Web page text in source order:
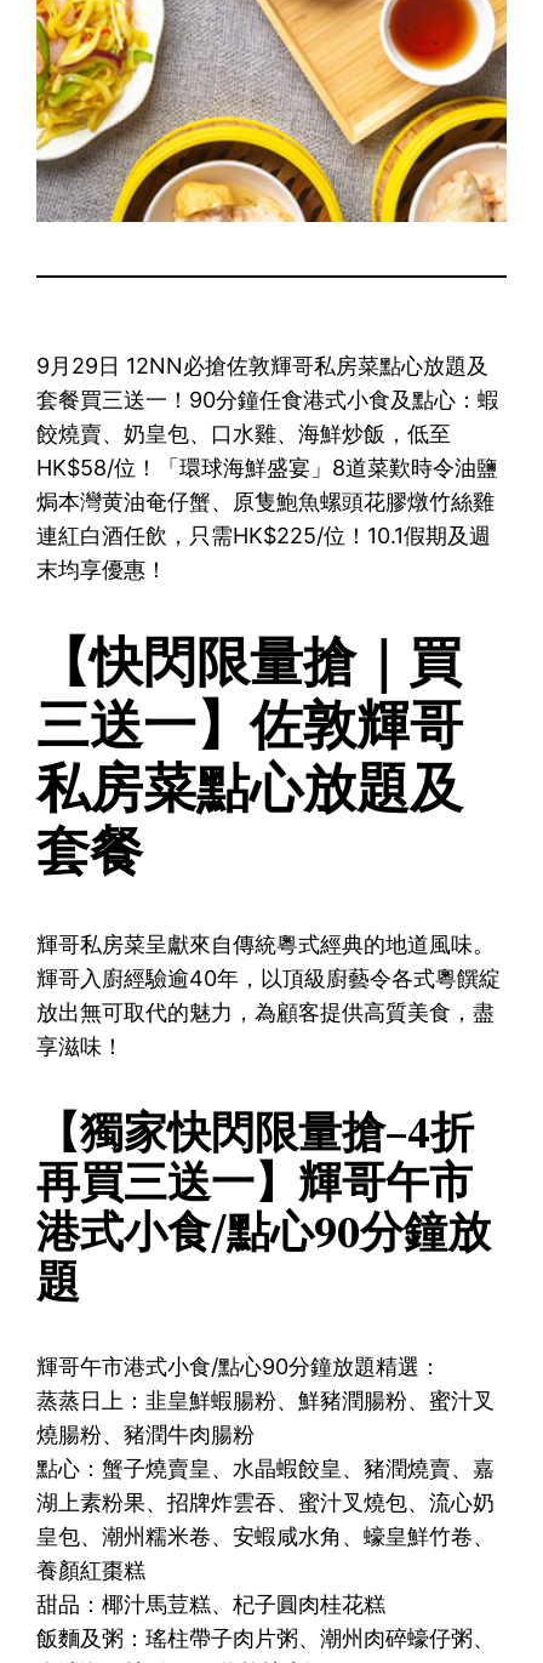
9月29日 12NN必搶佐敦輝哥私房菜點心放題及
套餐買三送一！90分鐘任食港式小食及點心：蝦
餃燒賣、奶皇包、口水雞、海鮮炒飯，低至
HK$58/位！「環球海鮮盛宴」8道菜歎時令油鹽
焗本灣黄油奄仔蟹、原隻鮑魚螺頭花膠燉竹絲雞
連紅白酒任飲，只需HK$225/位！10.1假期及週
末均享優惠！
【快閃限量搶｜買
三送一】佐敦輝哥
私房菜點心放題及
套餐
輝哥私房菜呈獻來自傳統粵式經典的地道風味。
輝哥入廚經驗逾40年，以頂級廚藝令各式粵饌綻
放出無可取代的魅力，為顧客提供高質美食，盡
享滋味！
【獨家快閃限量搶–4折
再買三送一】輝哥午市
港式小食/點心90分鐘放
題
輝哥午市港式小食/點心90分鐘放題精選：
蒸蒸日上：韭皇鮮蝦腸粉、鮮豬潤腸粉、蜜汁叉
燒腸粉、豬潤牛肉腸粉
點心：蟹子燒賣皇、水晶蝦餃皇、豬潤燒賣、嘉
湖上素粉果、招牌炸雲吞、蜜汁叉燒包、流心奶
皇包、潮州糯米卷、安蝦咸水角、蠔皇鮮竹卷、
養顏紅棗糕
甜品：椰汁馬荳糕、杞子圓肉桂花糕
飯麵及粥：瑤柱帶子肉片粥、潮州肉碎蠔仔粥、